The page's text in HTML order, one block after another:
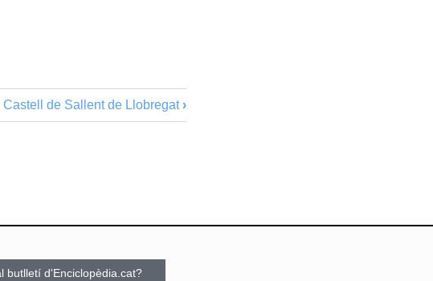
Castell de Sallent de Llobregat ›
butlletí d'Enciclopèdia.cat?